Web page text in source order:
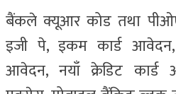
बैंकले क्यूआर कोड तथा
इजी पे, इकम कार्ड आवेदन,
आवेदन, नयाँ क्रेडिट